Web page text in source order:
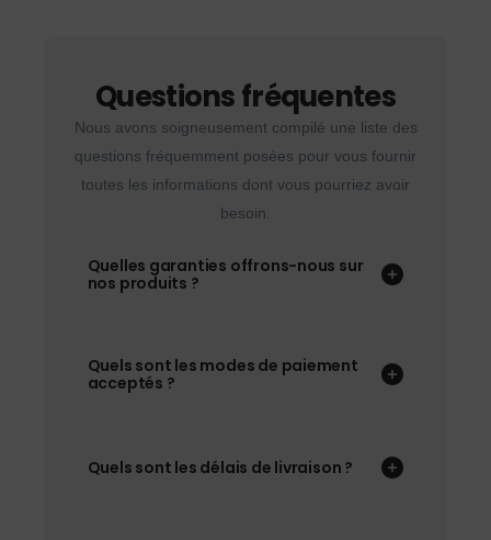
Questions fréquentes
Nous avons soigneusement compilé une liste des
questions fréquemment posées pour vous fournir
toutes les informations dont vous pourriez avoir
besoin.
Quelles garanties offrons-nous sur
nos produits ?
Quels sont les modes de paiement
acceptés ?
Quels sont les délais de livraison ?